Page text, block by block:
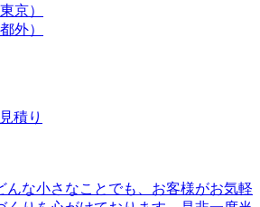
京）
外）
積り